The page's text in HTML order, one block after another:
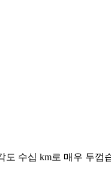
도 수십 km로 매우 두껍